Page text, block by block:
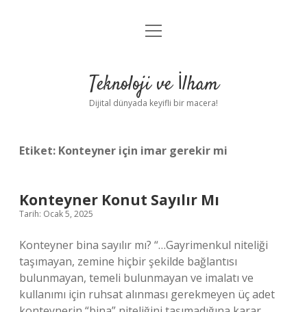
Anasayfa
Yasal Uyarı
menüyü
Teknoloji ve İlham
Dijital dünyada keyifli bir macera!
Etiket: Konteyner için imar gerekir mi
Konteyner Konut Sayılır Mı
Tarih: Ocak 5, 2025
Konteyner bina sayılır mı? “…Gayrimenkul niteliği
taşımayan, zemine hiçbir şekilde bağlantısı
bulunmayan, temeli bulunmayan ve imalatı ve
kullanımı için ruhsat alınması gerekmeyen üç adet